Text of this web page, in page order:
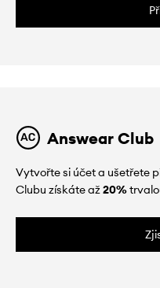
Answear Club
Vytvořte si účet a ušetřete
Clubu získáte až20%